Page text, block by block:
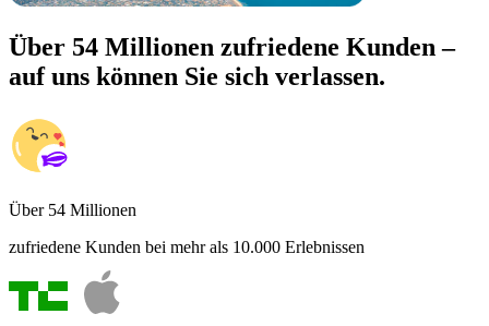
Über 54 Millionen zufriedene Kunden –
auf uns können Sie sich verlassen.
Über 54 Millionen
zufriedene Kunden bei mehr als 10.000 Erlebnissen